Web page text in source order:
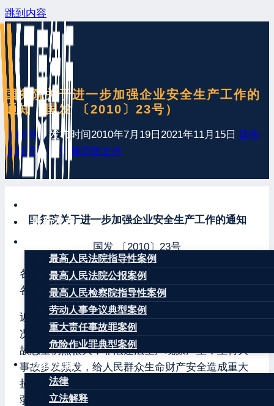
跳到内容
最新发布
最高人民法院指导性案例
最高人民法院公报案例
最高人民检察院指导性案例
劳动人事争议典型案例
重大责任事故罪案例
危险作业罪典型案例
法律法规
法律
立法解释
国务院关于进一步加强企业安全生产工作的
通知（国发 〔2010〕23号）
王康律师 发布时间2010年7月19日 2021年11月15日
国务
院规范性文件 ,规范性文件
国务院关于进一步加强企业安全生产工作的通知
国发 〔2010〕23号
各省、自治区、直辖市人民政府，国务院各部委、
各直属机构：
近年来，全国生产安全事故逐年下降，安全生产状
况总体稳定、趋于好转，但形势依然十分严峻，事
故总量仍然很大，非法违法生产现象严重，重特大
事故多发频发，给人民群众生命财产安全造成重大
损失，暴露出一些企业重生产轻安全、安全管理薄
弱、主体责任不落实，一些地方和部门安全监管不